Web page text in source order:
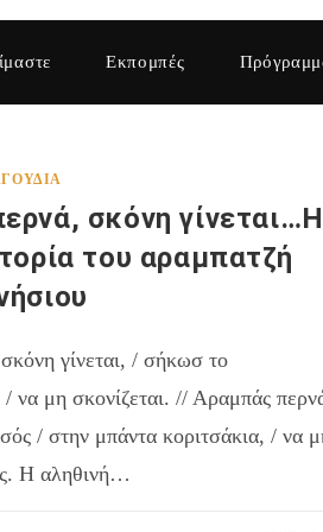
Εκπομπές
σκόνη γίνεται…H
του αραμπατζή
γίνεται, / σήκωσ το
να μη σκονίζεται. // Αραμπάς
/ στην μπάντα κοριτσάκια, / να
H αληθινή…